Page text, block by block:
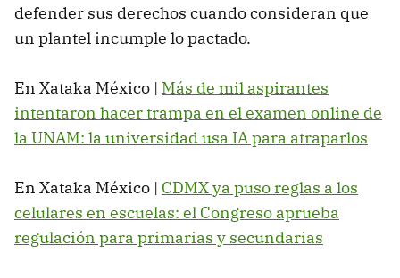
defender sus derechos cuando consideran que
un plantel incumple lo pactado.
En Xataka México | Más de mil aspirantes
intentaron hacer trampa en el examen online de
la UNAM: la universidad usa IA para atraparlos
En Xataka México | CDMX ya puso reglas a los
celulares en escuelas: el Congreso aprueba
regulación para primarias y secundarias